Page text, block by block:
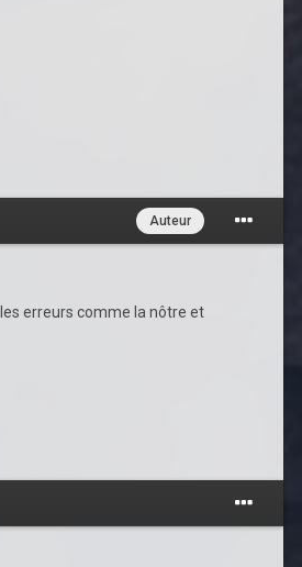
Auteur
erreurs comme la nôtre et